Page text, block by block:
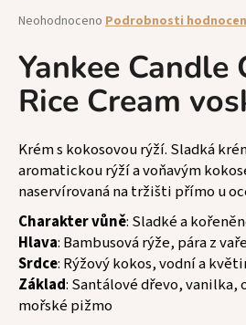
Průměrné
produktu
je
0,0
z
hvězdiček.
Neohodnoceno Podrobnosti
Yankee Candle
Rice Cream
Krém s kokosovou rýží. Sladká
aromatickou rýží a voňavým
naservírovaná na tržišti přímo u
Charakter vůně: Sladké a
Hlava: Bambusová rýže, pára z
Srdce: Rýžový kokos, vodní a
Základ: Santálové dřevo,
mořské pižmo
a
j
í
t
?
HLEDAT
D
o